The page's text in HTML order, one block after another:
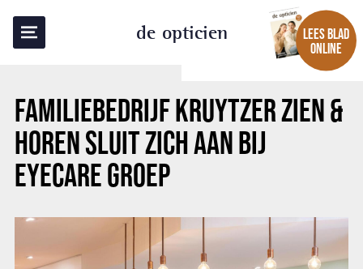
de opticien
LEES BLAD
ONLINE
FAMILIEBEDRIJF KRUYTZER ZIEN &
HOREN SLUIT ZICH AAN BIJ
EYECARE GROEP
TERUG NAAR OVERZICHT